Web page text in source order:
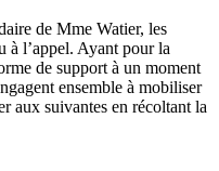
de Mme Watier, les
à l’appel. Ayant pour la
de support à un moment
ensemble à mobiliser
aux suivantes en récoltant la